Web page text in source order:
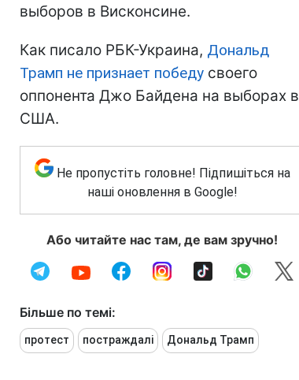
выборов в Висконсине.
Как писало РБК-Украина, Дональд
Трамп не признает победу своего
оппонента Джо Байдена на выборах в
США.
Не пропустіть головне! Підпишіться на
наші оновлення в Google!
Або читайте нас там, де вам зручно!
Більше по темі:
протест постраждалі Дональд Трамп